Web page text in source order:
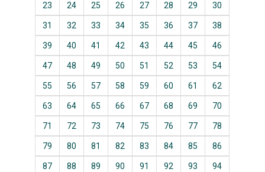
23 24 25 26 27 28 29 30
31 32 33 34 35 36 37 38
39 40 41 42 43 44 45 46
47 48 49 50 51 52 53 54
55 56 57 58 59 60 61 62
63 64 65 66 67 68 69 70
71 72 73 74 75 76 77 78
79 80 81 82 83 84 85 86
87 88 89 90 91 92 93 94